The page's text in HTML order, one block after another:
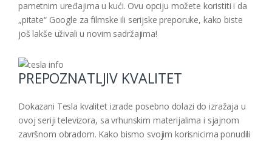
pametnim uređajima u kući. Ovu opciju možete koristiti i da
„pitate“ Google za filmske ili serijske preporuke, kako biste
još lakše uživali u novim sadržajima!
PREPOZNATLJIV KVALITET
Dokazani Tesla kvalitet izrade posebno dolazi do izražaja u
ovoj seriji televizora, sa vrhunskim materijalima i sjajnom
završnom obradom. Kako bismo svojim korisnicima ponudili